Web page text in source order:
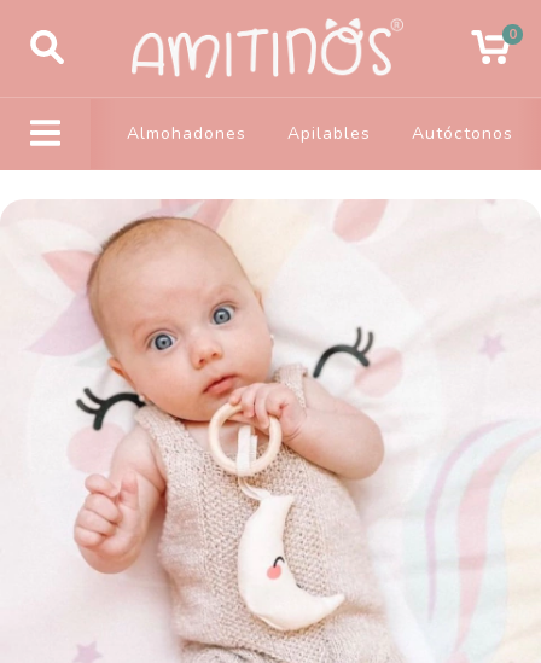
0
Almohadones Apilables Autóctonos